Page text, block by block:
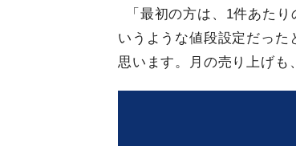
「最初の方は、1件あた
いうような値段設定だった
思います。月の売り上げも